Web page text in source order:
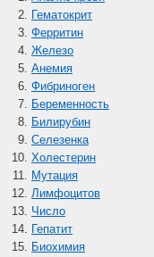
Гематокрит
Ферритин
Железо
Анемия
Фибриноген
Беременность
Билирубин
Селезенка
Холестерин
Мутация
Лимфоцитов
Число
Гепатит
Биохимия